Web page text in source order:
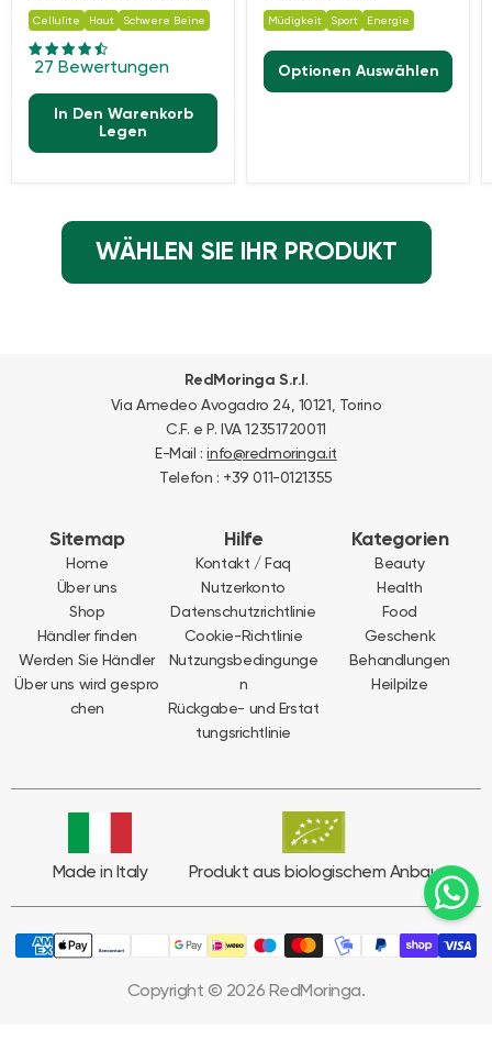
Cellulite Haut Schwere Beine
27 Bewertungen
In Den Warenkorb
Legen
Müdigkeit Sport Energie
Optionen Auswählen
WÄHLEN SIE IHR PRODUKT
RedMoringa S.r.l .
Via Amedeo Avogadro 24, 10121, Torino
C.F. e P. IVA 12351720011
E-Mail :info@redmoringa.it
Telefon : +39 011-0121355
Sitemap
Home
Über uns
Shop
Händler finden
Werden Sie Händler
Über uns wird gespro
chen
Hilfe
Kontakt / Faq
Nutzerkonto
Datenschutzrichtlinie
Cookie-Richtlinie
Nutzungsbedingunge
n
Rückgabe- und Erstat
tungsrichtlinie
Kategorien
Beauty
Health
Food
Geschenk
Behandlungen
Heilpilze
Made in Italy Produkt aus biologischem Anbau
Copyright © 2026 RedMoringa.